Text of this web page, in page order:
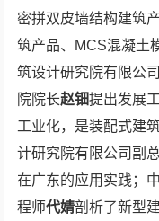
密拼双皮墙结构建筑
筑产品、MCS混凝土
筑设计研究院有限公
院院长赵钿提出发展
工业化，是装配式建
计研究院有限公司副
在广东的应用实践；
程师代婧剖析了新型